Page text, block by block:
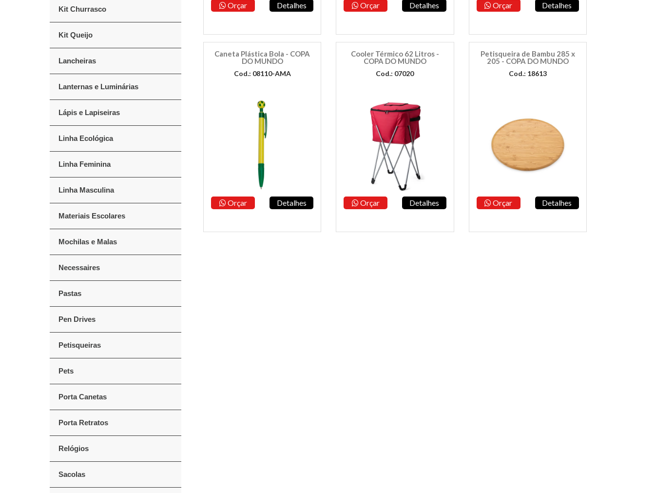
Kit Churrasco
Kit Queijo
Lancheiras
Lanternas e Luminárias
Lápis e Lapiseiras
Linha Ecológica
Linha Feminina
Linha Masculina
Materiais Escolares
Mochilas e Malas
Necessaires
Pastas
Pen Drives
Petisqueiras
Pets
Porta Canetas
Porta Retratos
Relógios
Sacolas
Orçar Detalhes Orçar Detalhes Orçar Detalhes
Caneta Plástica Bola - COPA
DO MUNDO
Cod.: 08110-AMA
Orçar Detalhes
Cooler Térmico 62 Litros -
COPA DO MUNDO
Cod.: 07020
Orçar Detalhes
Petisqueira de Bambu 285 x
205 - COPA DO MUNDO
Cod.: 18613
Orçar Detalhes